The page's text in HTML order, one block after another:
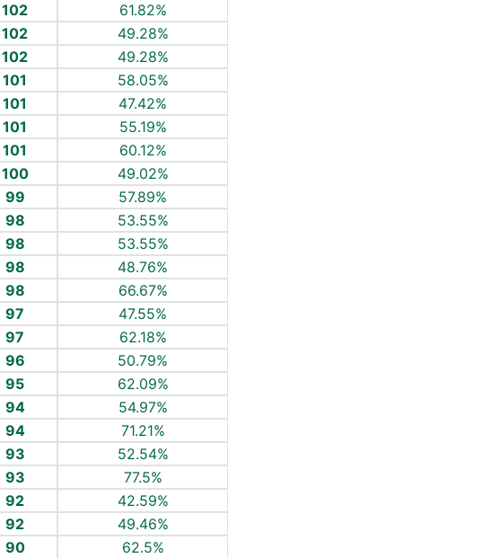
102
61.82%
102
49.28%
102
49.28%
101
58.05%
101
47.42%
101
55.19%
101
60.12%
100
49.02%
99
57.89%
98
53.55%
98
53.55%
98
48.76%
98
66.67%
97
47.55%
97
62.18%
96
50.79%
95
62.09%
94
54.97%
94
71.21%
93
52.54%
93
77.5%
92
42.59%
92
49.46%
90
62.5%